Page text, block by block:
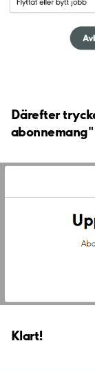
Därefter
Klart!